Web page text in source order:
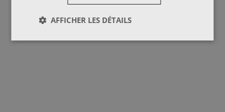
AFFICHER LES DÉTAILS